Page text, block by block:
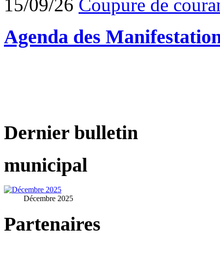
15/09/26 Coupure de
Agenda des
Dernier bulletin
municipal
Décembre 2025
Partenaires